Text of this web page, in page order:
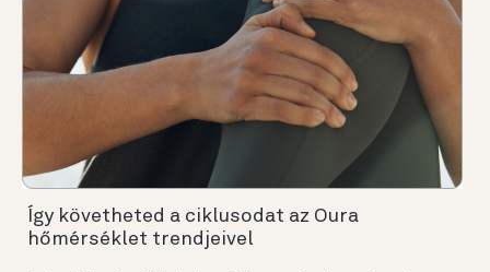
Így követheted a ciklusodat az Oura
hőmérséklet trendjeivel